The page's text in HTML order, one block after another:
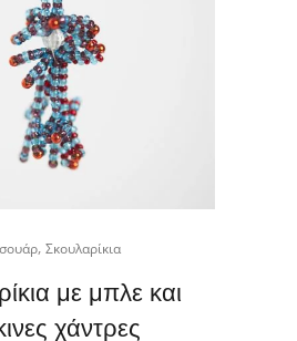
, Σκουλαρίκια
με μπλε και
χάντρες